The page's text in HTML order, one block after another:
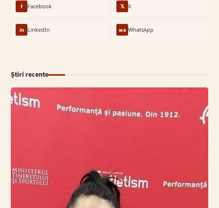
f Facebook 𝕏 X
in LinkedIn wa WhatsApp
Știri recente